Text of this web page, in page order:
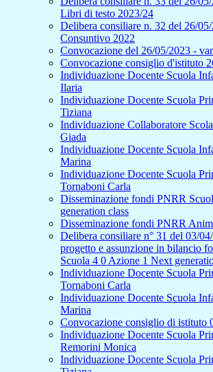
Libri di testo 2023/24
Delibera consiliare n. 32 del 26/
Consuntivo 2022
Convocazione del 26/05/2023 -
Convocazione consiglio d'istituto
Individuazione Docente Scuola
Ilaria
Individuazione Docente Scuola
Tiziana
Individuazione Collaboratore
Giada
Individuazione Docente Scuola
Marina
Individuazione Docente Scuola
Tornaboni Carla
Disseminazione fondi PNRR
generation class
Disseminazione fondi PNRR
Delibera consiliare n° 31 del 03/
progetto e assunzione in bilancio
Scuola 4 0 Azione 1 Next
Individuazione Docente Scuola
Tornaboni Carla
Individuazione Docente Scuola
Marina
Convocazione consiglio di istituto
Individuazione Docente Scuola
Remorini Monica
Individuazione Docente Scuola